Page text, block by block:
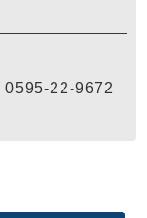
0595-22-9672